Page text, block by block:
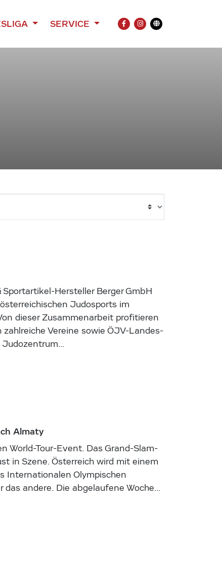
SERVICE
FACEBOOK
INSTAGRAM
Übersetzung
Hersteller Berger GmbH
Judosports im
dieser Zusammenarbeit profitieren
Vereine sowie ÖJV-Landes-
Judozentrum…
Almaty
World-Tour-Event. Das Grand-Slam-
in Szene. Österreich wird mit einem
Internationalen Olympischen
andere. Die abgelaufene Woche…